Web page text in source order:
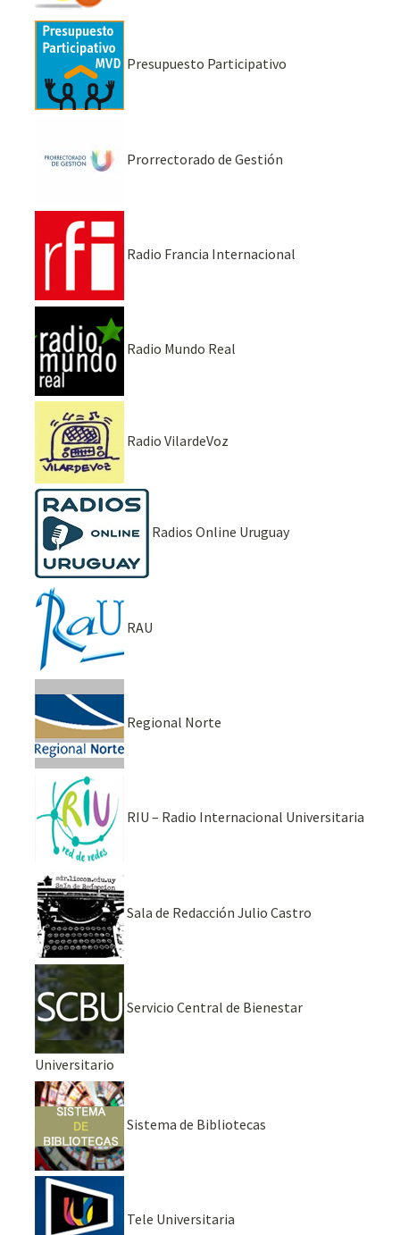
Presupuesto Participativo
Prorrectorado de Gestión
Radio Francia Internacional
Radio Mundo Real
Radio VilardeVoz
Radios Online Uruguay
RAU
Regional Norte
RIU – Radio Internacional Universitaria
Sala de Redacción Julio Castro
Servicio Central de Bienestar
Universitario
Sistema de Bibliotecas
Tele Universitaria